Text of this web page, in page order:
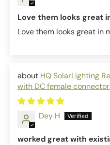
Love them looks great
Love them looks great in
HQ SolarLighting Replacement Solar Charger
with DC female
Dey H
worked great with